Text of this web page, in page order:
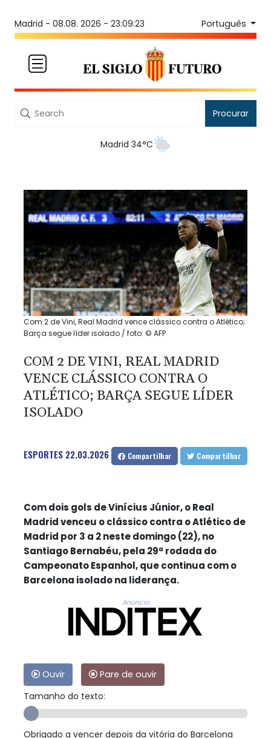
Madrid - 08.08. 2026 - 23:09:23 Português
Procurar
Madrid 34°C
Com 2 de Vini, Real Madrid vence clássico contra o Atlético;
Barça segue líder isolado / foto: © AFP
COM 2 DE VINI, REAL MADRID
VENCE CLÁSSICO CONTRA O
ATLÉTICO; BARÇA SEGUE LÍDER
ISOLADO
ESPORTES 22.03.2026 Compartilhar Compartilhar
Com dois gols de Vinícius Júnior, o Real
Madrid venceu o clássico contra o Atlético de
Madrid por 3 a 2 neste domingo (22), no
Santiago Bernabéu, pela 29ª rodada do
Campeonato Espanhol, que continua com o
Barcelona isolado na liderança.
Anúncio
Ouvir
Pare de ouvir
Tamanho do texto:
Obrigado a vencer depois da vitória do Barcelona